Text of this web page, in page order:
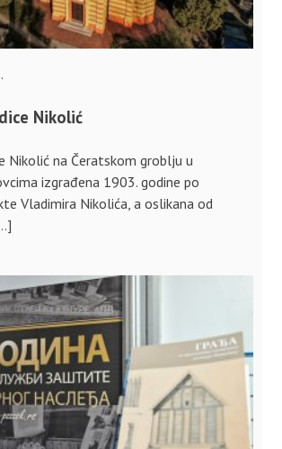
Nikolić
Nikolić na Čeratskom groblju u
izgrađena 1903. godine po
Vladimira Nikolića, a oslikana od